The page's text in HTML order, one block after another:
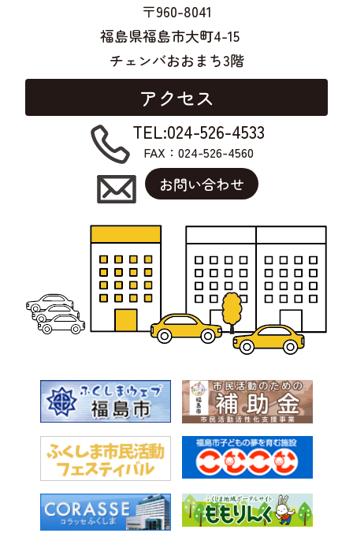
〒960-8041
福島県福島市大町4-15
チェンバおおまち3階
アクセス
TEL:024-526-4533
FAX：024-526-4560
お問い合わせ